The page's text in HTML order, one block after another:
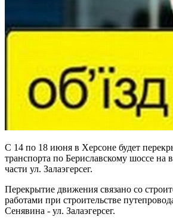
С 14 по 18 июня в Херсоне будет
транспорта по Бериславскому шоссе на
части ул. Залаэгерсег.
Перекрытие движения связано со
работами при строительстве
Сенявина - ул. Залаэгерсег.